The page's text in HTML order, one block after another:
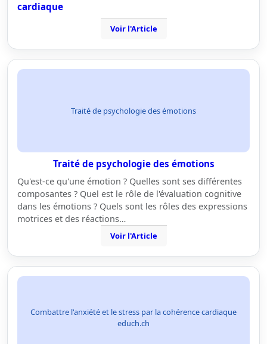
cardiaque
Voir l'Article
Traité de psychologie des émotions
Traité de psychologie des émotions
Qu'est-ce qu'une émotion ? Quelles sont ses différentes
composantes ? Quel est le rôle de l'évaluation cognitive
dans les émotions ? Quels sont les rôles des expressions
motrices et des réactions…
Voir l'Article
Combattre l'anxiété et le stress par la cohérence cardiaque
educh.ch